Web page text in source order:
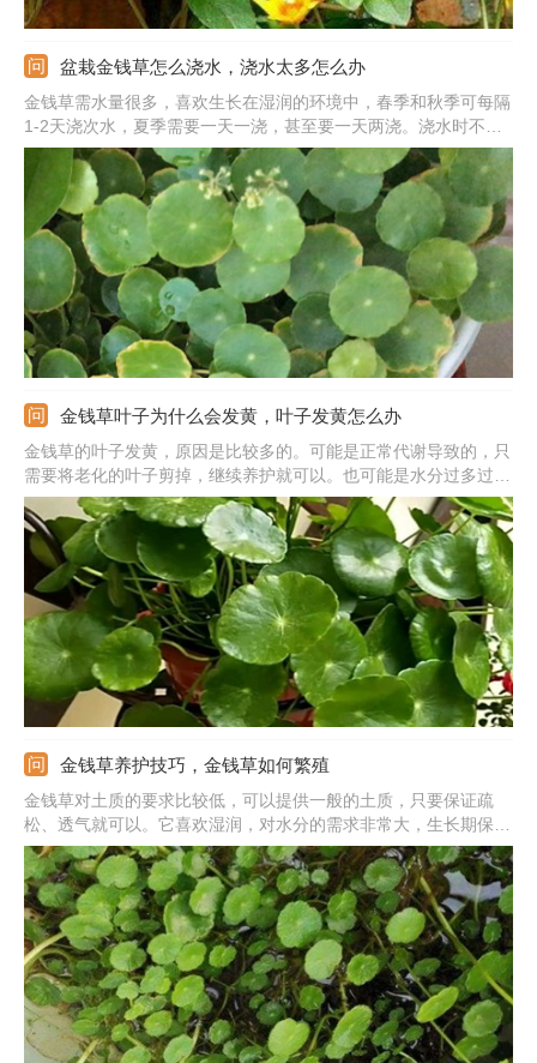
盆栽金钱草怎么浇水，浇水太多怎么办
金钱草需水量很多，喜欢生长在湿润的环境中，春季和秋季可每隔
1-2天浇次水，夏季需要一天一浇，甚至要一天两浇。浇水时不能
直接从上面往下浇水，需要从根部浇灌。对水质没有太大的要求，
一般的自来水就可以，需要经过静置后才能用。虽然金钱草喜水，
但是浇水的量不能太多。
金钱草叶子为什么会发黄，叶子发黄怎么办
金钱草的叶子发黄，原因是比较多的。可能是正常代谢导致的，只
需要将老化的叶子剪掉，继续养护就可以。也可能是水分过多过少
导致的，需合理浇水补充水分，千万不能浇水太多。还可能是施肥
不当导致的，根据生长的需求施肥，施肥过多要浇水稀释。或者可
能是光照不足导致的，可养在有散光照射的地方。
金钱草养护技巧，金钱草如何繁殖
金钱草对土质的要求比较低，可以提供一般的土质，只要保证疏
松、透气就可以。它喜欢湿润，对水分的需求非常大，生长期保证
盆土湿润。保证好散光照射，每天需保证4-6小时的散光，夏季要
注意遮阴。要及时的施肥，春秋生长季节每隔15-20天施次肥料。
金钱草喜欢温暖，温度最好保持在10-25℃左右。